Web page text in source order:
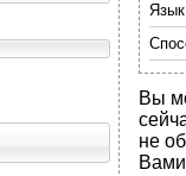
Вы
не